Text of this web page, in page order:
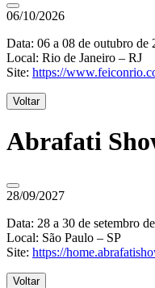
06/10/2026
Data: 06 a 08 de outubro de
Local: Rio de Janeiro – RJ
Site: https://
Voltar
Abrafati
28/09/2027
Data: 28 a 30 de setembro
Local: São Paulo – SP
Site: https://
Voltar